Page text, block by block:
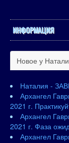
ИНФОРМАЦИЯ
Новое у
Наталия -
Архангел
2021 г.
Архангел
2021 г. Фаза
Архангел